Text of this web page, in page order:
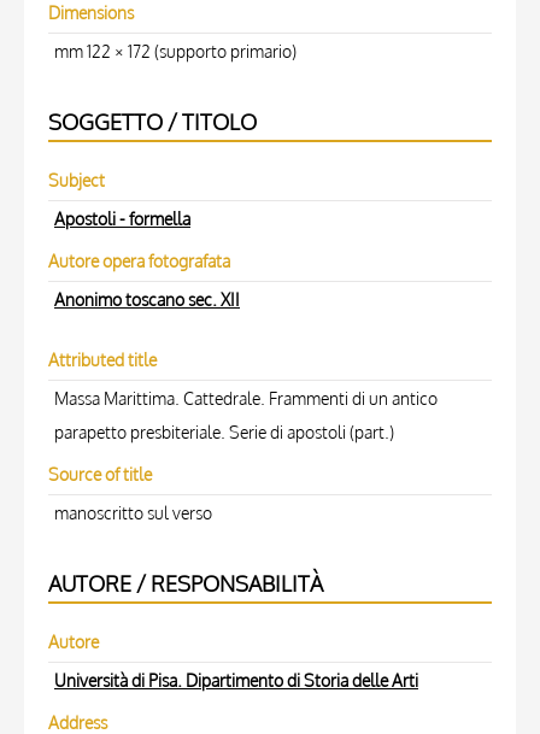
Dimensions
mm 122 × 172 (supporto primario)
SOGGETTO / TITOLO
Subject
Apostoli - formella
Autore opera fotografata
Anonimo toscano sec. XII
Attributed title
Massa Marittima. Cattedrale. Frammenti di un antico
parapetto presbiteriale. Serie di apostoli (part.)
Source of title
manoscritto sul verso
AUTORE / RESPONSABILITÀ
Autore
Università di Pisa. Dipartimento di Storia delle Arti
Address